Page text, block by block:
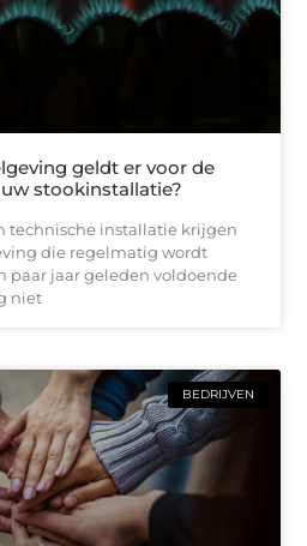
geldt er voor de
stookinstallatie?
technische installatie krijgen
die regelmatig wordt
paar jaar geleden voldoende
niet
BEDRIJVEN